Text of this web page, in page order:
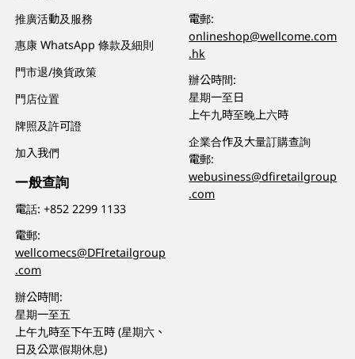
推廣活動及服務
惠康 WhatsApp 條款及細則
門市退/換貨政策
門店位置
牌照及許可證
加入我們
一般查詢
電話:+852 2299 1133
電郵:
wellcomecs@DFIretailgroup
.com
辦公時間:
星期一至五
上午九時至下午五時 (星期六、
日及公眾假期休息)
電郵:
onlineshop@wellcome.com
.hk
辦公時間:
星期一至日
上午九時至晚上六時
企業合作及大量訂購查詢
電郵:
webusiness@dfiretailgroup
.com